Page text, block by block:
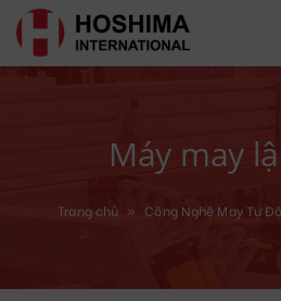
Máy may
Trang chủ » Công Nghệ May Tự